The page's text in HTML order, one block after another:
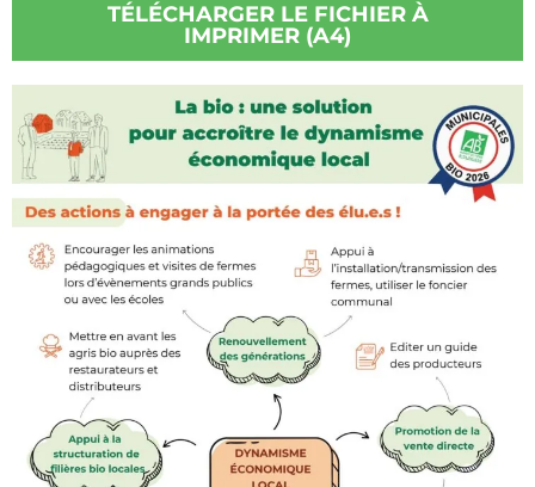
TÉLÉCHARGER LE FICHIER À
IMPRIMER (A4)